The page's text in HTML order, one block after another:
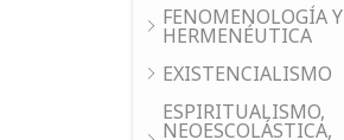
FENOMENOLOGÍA Y
HERMENÉUTICA
EXISTENCIALISMO
ESPIRITUALISMO,
NEOESCOLÁSTICA,